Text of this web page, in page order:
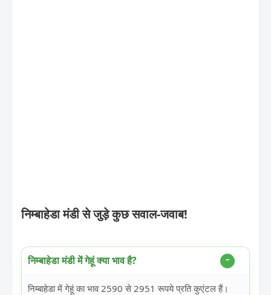
निम्बाहेडा मंडी से जुड़े कुछ सवाल-जवाब!
निम्बाहेडा मंडी में गेहूं क्या भाव है?
निम्बाहेडा में गेहूं का भाव 2590 से 2951 रूपये प्रति कुएंटल हैं।